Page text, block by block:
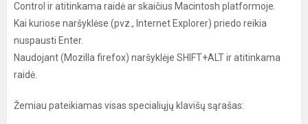
Control ir atitinkama raidė ar skaičius Macintosh platformoje.
Kai kuriose naršyklėse (pvz., Internet Explorer) priedo reikia
nuspausti Enter.
Naudojant (Mozilla firefox) naršyklėje SHIFT+ALT ir atitinkama
raidė.
Žemiau pateikiamas visas specialiųjų klavišų sąrašas: